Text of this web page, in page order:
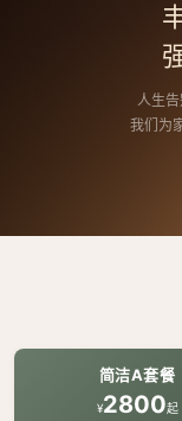
人生
我们为
简洁A套餐
¥2800起